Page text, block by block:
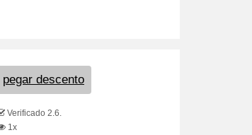
pegar descento
Verificado 2.6.
1x